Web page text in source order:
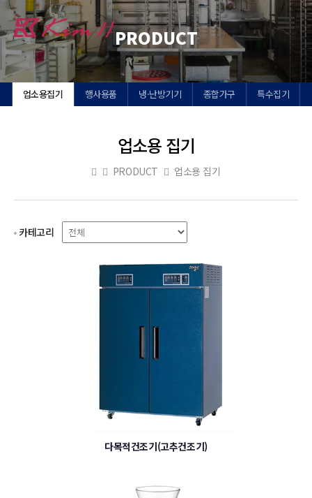
PRODUCT
업소용집기 행사용품 냉·난방기기 종합가구 특수집기
업소용 집기
PRODUCT 업소용 집기
카테고리
다목적건조기(고추건조기)